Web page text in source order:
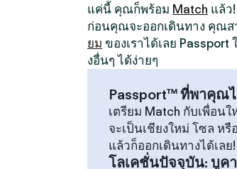
แค่นี้ คุณก็พร้อม Match แล้ว!
ก่อนคุณจะออกเดินทาง คุณส
ยม ของเราได้เลย
งอื่นๆ ได้ง่ายๆ
Passport™ ที่พาคุณ
เตรียม Match กับเพื่อนใ
จะเป็นเชียงใหม่ โซล ห
แล้วก็ออกเดินทางได้เลย!
โลเคชั่นปัจจุบัน: บูค